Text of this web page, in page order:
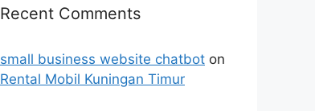
Recent Comments
small business website chatbot on
Rental Mobil Kuningan Timur